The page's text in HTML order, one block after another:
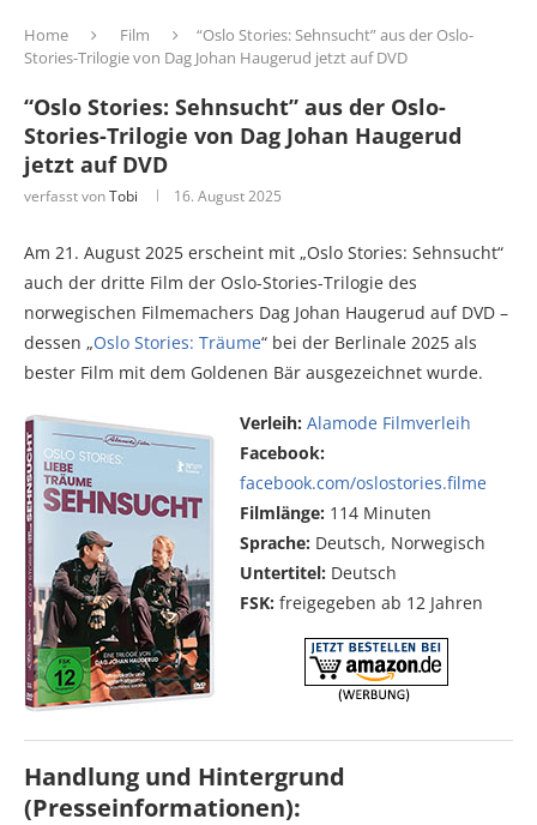
Home Film
“Oslo Stories: Sehnsucht” aus der Oslo-
Stories-Trilogie von Dag Johan Haugerud jetzt auf DVD
“Oslo Stories: Sehnsucht” aus der Oslo-
Stories-Trilogie von Dag Johan Haugerud
jetzt auf DVD
verfasst vonTobi 16. August 2025
Am 21. August 2025 erscheint mit „Oslo Stories: Sehnsucht“
auch der dritte Film der Oslo-Stories-Trilogie des
norwegischen Filmemachers Dag Johan Haugerud auf DVD –
dessen „Oslo Stories: Träume“ bei der Berlinale 2025 als
bester Film mit dem Goldenen Bär ausgezeichnet wurde.
Verleih: Alamode Filmverleih
Facebook:
facebook.com/oslostories.filme
Filmlänge: 114 Minuten
Sprache: Deutsch, Norwegisch
Untertitel: Deutsch
FSK: freigegeben ab 12 Jahren
Handlung und Hintergrund
(Presseinformationen):